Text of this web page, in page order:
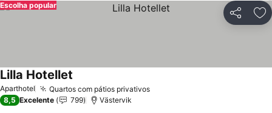
Partilhar
Escolha popular
Aparthotel Quartos com pátios privativos
Lilla Hotellet
8,5 Excelente 799 Västervik